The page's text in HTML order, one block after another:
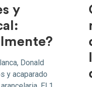
y
Donald
y acaparado